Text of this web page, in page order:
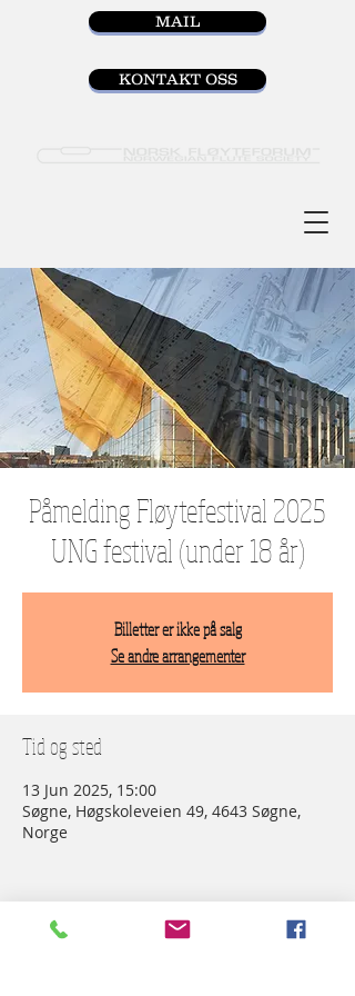
MAIL
KONTAKT OSS
Påmelding Fløytefestival 2025
UNG festival (under 18 år)
Billetter er ikke på salg
Se andre arrangementer
Tid og sted
13 Jun 2025, 15:00
Søgne, Høgskoleveien 49, 4643 Søgne,
Norge